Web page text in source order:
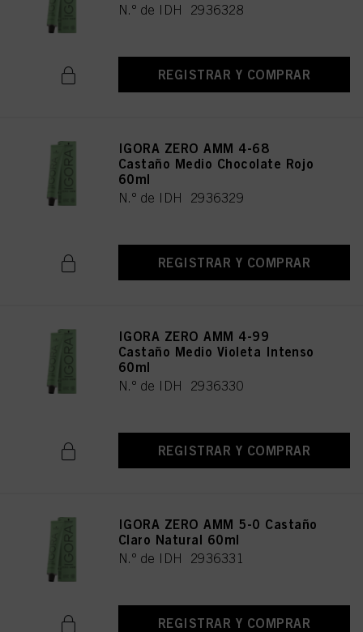
N.º de IDH 2936328
REGISTRAR Y COMPRAR
IGORA ZERO AMM 4-68
Castaño Medio Chocolate Rojo
60ml
N.º de IDH 2936329
REGISTRAR Y COMPRAR
IGORA ZERO AMM 4-99
Castaño Medio Violeta Intenso
60ml
N.º de IDH 2936330
REGISTRAR Y COMPRAR
IGORA ZERO AMM 5-0 Castaño
Claro Natural 60ml
N.º de IDH 2936331
REGISTRAR Y COMPRAR